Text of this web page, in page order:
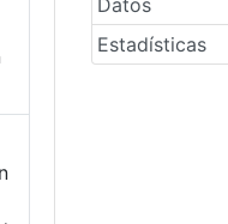
Datos
Estadísticas